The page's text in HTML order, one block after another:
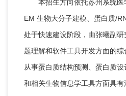
本招生方向依托苏州系统
EM 生物大分子建模、蛋白质/
处于快速建设阶段，由张曦副
题理解和软件工具开发方面的
从事蛋白质结构预测、蛋白质
和相关生物信息学工具方面具